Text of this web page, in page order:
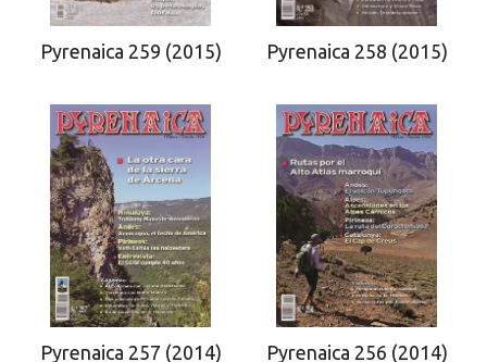
Pyrenaica 259 (2015) Pyrenaica 258 (2015)
Pyrenaica 257 (2014) Pyrenaica 256 (2014)